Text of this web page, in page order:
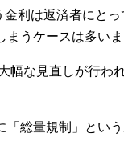
利は返済者にとっ
まうケースは多いま
幅な見直しが行わ
「総量規制」とい